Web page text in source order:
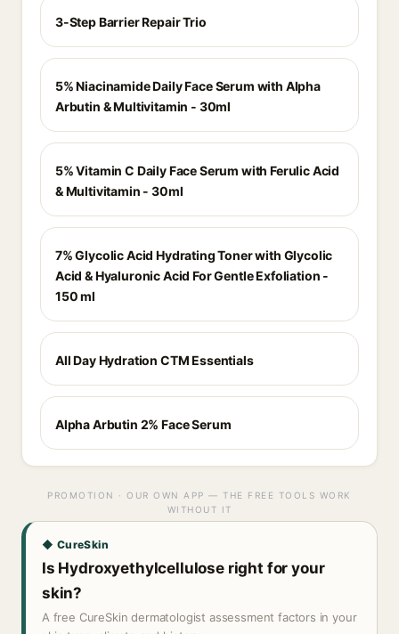
3-Step Barrier Repair Trio
5% Niacinamide Daily Face Serum with Alpha
Arbutin & Multivitamin - 30ml
5% Vitamin C Daily Face Serum with Ferulic Acid
& Multivitamin - 30ml
7% Glycolic Acid Hydrating Toner with Glycolic
Acid & Hyaluronic Acid For Gentle Exfoliation -
150 ml
All Day Hydration CTM Essentials
Alpha Arbutin 2% Face Serum
PROMOTION · OUR OWN APP — THE FREE TOOLS WORK
WITHOUT IT
◆ CureSkin
Is Hydroxyethylcellulose right for your
skin?
A free CureSkin dermatologist assessment factors in your